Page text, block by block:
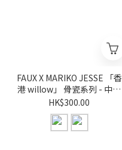
FAUX X MARIKO JESSE 「香
港 willow」 骨瓷系列 - 中式
茶杯套裝 (一套兩件)
HK$300.00